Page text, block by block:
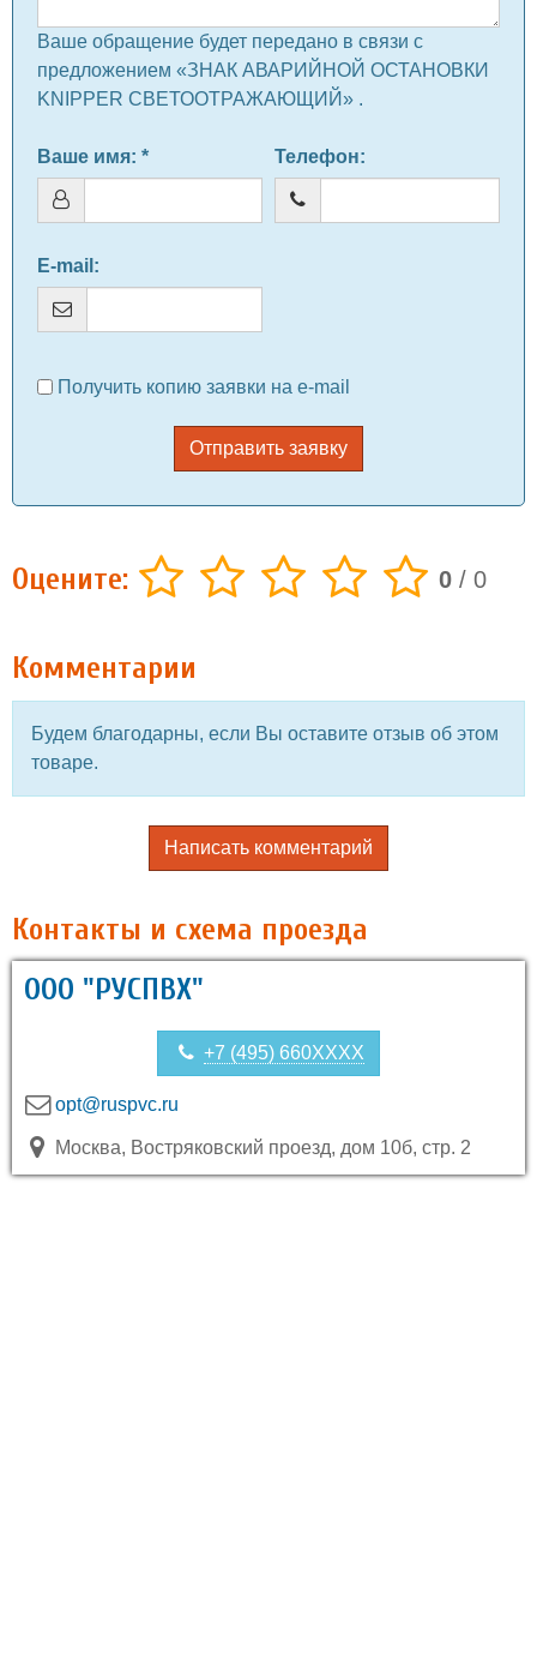
Ваше обращение будет передано в связи с
предложением «ЗНАК АВАРИЙНОЙ ОСТАНОВКИ
KNIPPER СВЕТООТРАЖАЮЩИЙ» .
Ваше имя: * Телефон:
E-mail :
Получить копию заявки на e-mail
Отправить заявку
Оцените: 0 / 0
Комментарии
Будем благодарны, если Вы оставите отзыв об этом
товаре.
Написать комментарий
Контакты и схема проезда
ООО "РУСПВХ"
+7 (495) 660XXXX
opt@ruspvc.ru
Москва, Востряковский проезд, дом 10б, стр. 2